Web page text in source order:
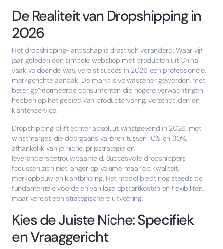
De Realiteit van Dropshipping in
2026
Het dropshipping-landschap is drastisch veranderd. Waar vijf
jaar geleden een simpele webshop met producten uit China
vaak voldoende was, vereist succes in 2026 een professionele,
merkgerichte aanpak. De markt is volwassener geworden, met
beter geïnformeerde consumenten die hogere verwachtingen
hebben op het gebied van productervaring, verzendtijden en
klantenservice.
Dropshipping blijft echter absoluut winstgevend in 2026, met
winstmarges die doorgaans variëren tussen 10% en 30%,
afhankelijk van je niche, prijsstrategie en
leveranciersbetrouwbaarheid. Succesvolle dropshippers
focussen zich niet langer op volume maar op kwaliteit,
merkopbouw en klantbinding. Het model biedt nog steeds de
fundamentele voordelen van lage opstartkosten en flexibiliteit,
maar vereist een strategischere uitvoering.
Kies de Juiste Niche: Specifiek
en Vraaggericht